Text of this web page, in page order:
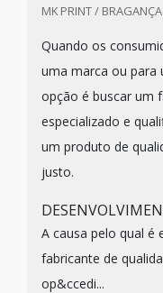
MK PRINT /
Quando os
uma marca ou para
opção é buscar um
especializado e
um produto de
justo.
A causa pelo qual é
fabricante de
op&ccedi...